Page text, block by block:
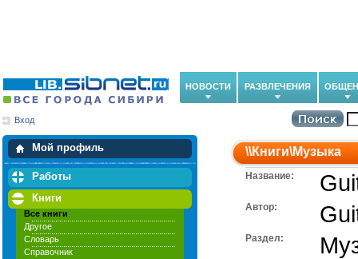
НОВОСТИ РАЗВЛЕЧЕНИЯ
Вход
Мой профиль
Мои закладки
Работы
Книги
Все книги
Другое
Словарь
Справочник
\\Книги\Музыка
Название:
Автор:
Раздел: